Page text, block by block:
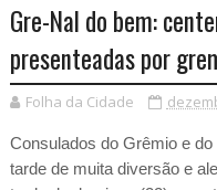
Gre-Nal do bem:
presenteadas por
Folha da Cidade
Consulados do Grêmio e
tarde de muita diversão e